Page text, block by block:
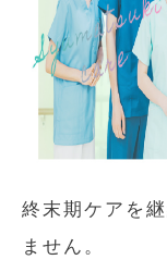
終末期ケアを
ません。